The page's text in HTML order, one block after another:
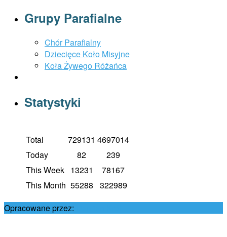
Grupy Parafialne
Chór Parafialny
Dziecięce Koło Misyjne
Koła Żywego Różańca
Statystyki
Total 729131 4697014
Today
82
239
This Week 13231
78167
This Month 55288
322989
Opracowane przez: